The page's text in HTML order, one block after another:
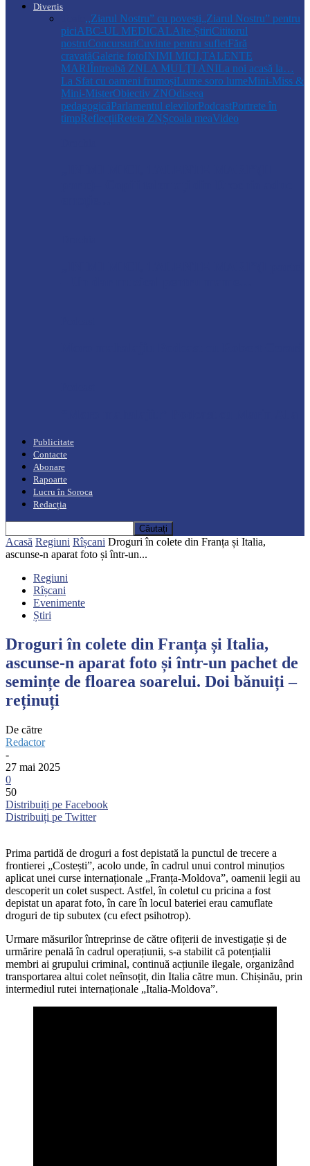
Divertis
,,Ziarul Nostru” cu povești„Ziarul Nostru” pentru
piciABC-UL MEDICALAlte ȘtiriCititorul
nostruConcursuriCuvinte pentru sufletFără
cravatăGalerie fotoINIMI MICI,TALENTE
MARIÎntreabă ZNLA MULŢI ANILa noi acasă la…
La Sfat cu oameni frumoșiLume soro lumeMini-Miss &
Mini-MisterObiectiv ZNOdiseea
pedagogicăParlamentul elevilorPodcastPortrete în
timpReflecțiiReteta ZNȘcoala meaVideo
Publicitate
Contacte
Abonare
Rapoarte
Lucru în Soroca
Redacția
Acasă Regiuni Rîșcani Droguri în colete din Franța și Italia,
ascunse-n aparat foto și într-un...
Regiuni
Rîșcani
Evenimente
Știri
Droguri în colete din Franța și Italia,
ascunse-n aparat foto și într-un pachet de
semințe de floarea soarelui. Doi bănuiți –
reținuți
De către
Redactor
-
27 mai 2025
0
50
Distribuiți pe Facebook
Distribuiți pe Twitter
Prima partidă de droguri a fost depistată la punctul de trecere a
frontierei „Costești”, acolo unde, în cadrul unui control minuțios
aplicat unei curse internaționale „Franța-Moldova”, oamenii legii au
descoperit un colet suspect. Astfel, în coletul cu pricina a fost
depistat un aparat foto, în care în locul bateriei erau camuflate
droguri de tip subutex (cu efect psihotrop).
Urmare măsurilor întreprinse de către ofițerii de investigație și de
urmărire penală în cadrul operațiunii, s-a stabilit că potențialii
membri ai grupului criminal, continuă acțiunile ilegale, organizând
transportarea altui colet neînsoțit, din Italia către mun. Chișinău, prin
intermediul rutei internaționale „Italia-Moldova”.